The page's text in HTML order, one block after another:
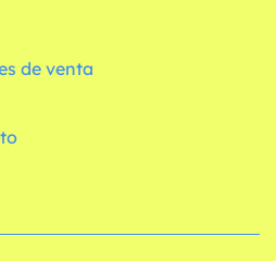
de venta